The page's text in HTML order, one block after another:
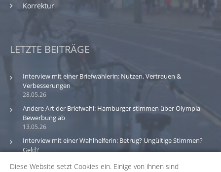
Korrektur
LETZTE BEITRÄGE
28.05.26
Interview mit einer Briefwählerin: Nutzen, Vertrauen &
Verbesserungen
13.05.26
Andere Art der Briefwahl: Hamburger stimmen über Olympia-
Bewerbung ab
Interview mit einer Wahlhelferin: Betrug? Ungültige Stimmen?
Geld?
Diese Website setzt Cookies ein. Einige von ihnen sind